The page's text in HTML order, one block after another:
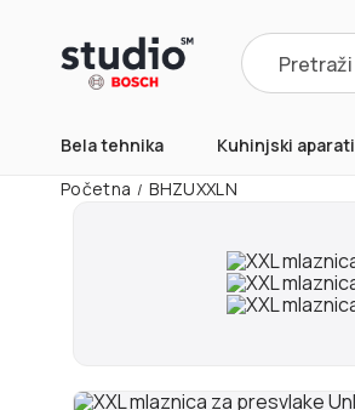
Products
search
Bela tehnika Kuhinjski aparati
Početna / BHZUXXLN